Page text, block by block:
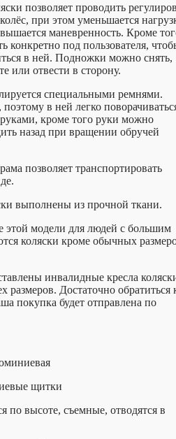
позволяет проводить
при этом уменьшается
маневренность. Кроме
конкретно под пользователя,
в ней. Подножки можно снять,
или отвести в сторону.
специальными ремнями.
в ней легко
кроме того руки можно
назад при вращении обручей
позволяет транспортировать
выполнены из прочной ткани.
этой модели для людей с большим
коляски кроме обычных
инвалидные кресла
размеров. Достаточно обратиться
покупка будет отправлена по
щитки
по высоте, съемные, отводятся в